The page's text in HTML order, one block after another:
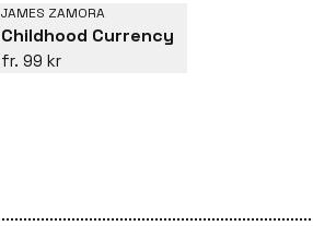
JAMES ZAMORA
Childhood Currency
99 kr